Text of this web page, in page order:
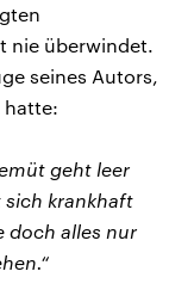
nie überwindet.
seines Autors,
hatte:
geht leer
sich krankhaft
doch alles nur